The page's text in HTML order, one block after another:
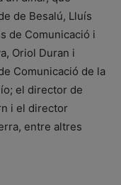
de Besalú, Lluís
de Comunicació i
Oriol Duran i
Comunicació de la
el director de
i el director
entre altres